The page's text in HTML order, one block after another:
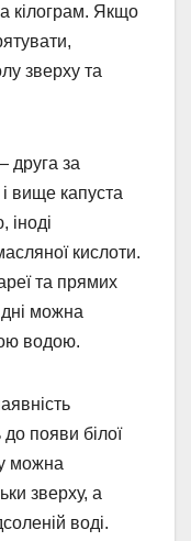
кілограм. Якщо
зверху та
друга за
вище капуста
іноді
кислоти.
та прямих
можна
водою.
появи білої
можна
зверху, а
воді.